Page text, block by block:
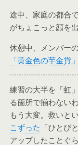
途中、家庭の都合
がちょこっと顔を出
休憩中、メンバー
「黄金色の芋金貨」
練習の大半を「虹
る箇所で揃わない
もう大変。救いと
こずった 「ひとび
アップしたことぐら